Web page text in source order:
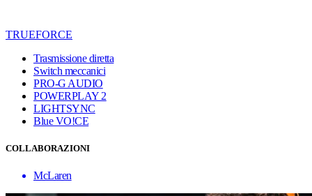
TRUEFORCE
Trasmissione diretta
Switch meccanici
PRO-G AUDIO
POWERPLAY 2
LIGHTSYNC
Blue VO!CE
COLLABORAZIONI
McLaren